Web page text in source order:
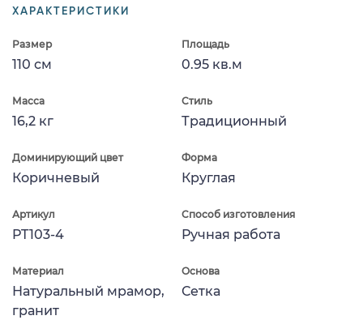
ХАРАКТЕРИСТИКИ
Размер
110 см
Площадь
0.95 кв.м
Масса
16,2 кг
Стиль
Традиционный
Доминирующий цвет
Коричневый
Форма
Круглая
Артикул
PT103-4
Способ изготовления
Ручная работа
Материал
Натуральный мрамор,
гранит
Основа
Сетка